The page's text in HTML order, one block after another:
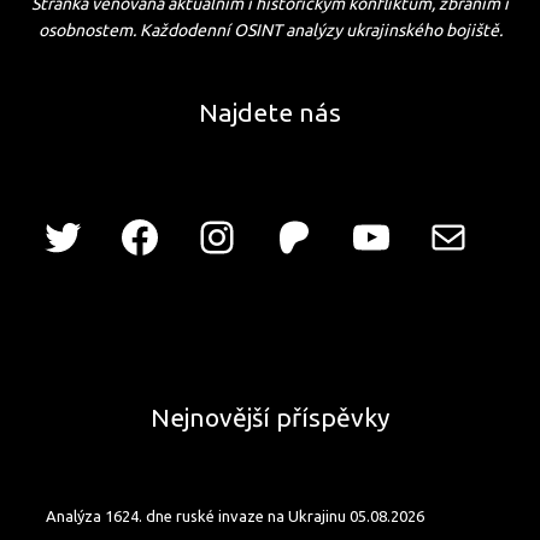
osobnostem. Každodenní OSINT analýzy ukrajinského bojiště.
Najdete nás
Nejnovější příspěvky
Analýza 1624. dne ruské invaze na Ukrajinu 05.08.2026